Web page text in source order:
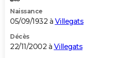
Naissance
05/09/1932 à Villegats
Décès
22/11/2002 à Villegats